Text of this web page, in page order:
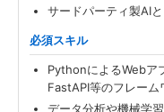
サードパーティ製AI
必須スキル
PythonによるWebア
FastAPI等のフレーム
データ分析や機械学